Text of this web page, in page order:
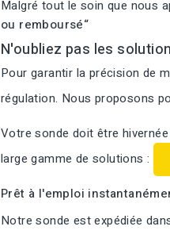
Malgré tout le soin que nous
ou remboursé“
N'oubliez pas les
Pour garantir la précision de
régulation. Nous proposons
Votre sonde doit être
large gamme de solutions :
Prêt à l'emploi
Notre sonde est expédiée